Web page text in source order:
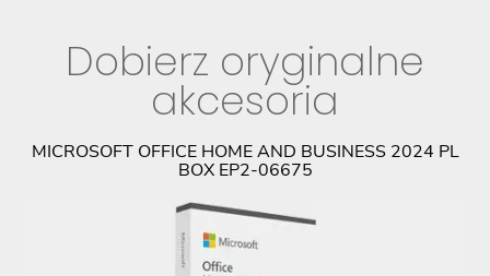
Dobierz oryginalne
akcesoria
MICROSOFT OFFICE HOME AND BUSINESS 2024 PL
BOX EP2-06675